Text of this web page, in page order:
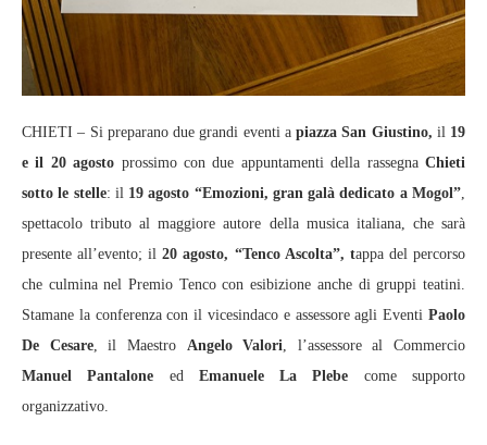
CHIETI – Si preparano due grandi eventi a piazza San Giustino, il 19
e il 20 agosto prossimo con due appuntamenti della rassegnaChieti
sotto le stelle: il 19 agosto “Emozioni, gran galà dedicato a Mogol”
spettacolo tributo al maggiore autore della musica italiana, che sarà
presente all’evento; il20 agosto, “Tenco Ascolta”, tappa del percorso
che culmina nel Premio Tenco con esibizione anche di gruppi teatini.
Stamane la conferenza con il vicesindaco e assessore agli Eventi Paolo
De Cesare, il Maestro Angelo Valori , l’assessore al Commercio
Manuel Pantalone ed Emanuele La Plebe come supporto
organizzativo.